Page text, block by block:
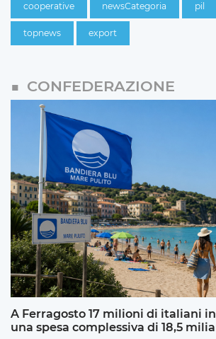
cooperative newsCategoria pil
topnews export
CONFEDERAZIONE
A Ferragosto 17 milioni di italiani
una spesa complessiva di 18,5